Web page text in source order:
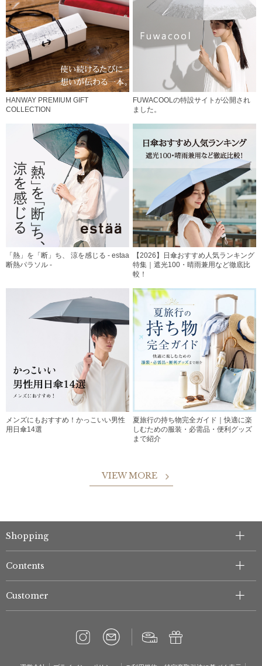
HANWAY PREMIUM GIFT
COLLECTION
FUWACOOLの特設サイトが公開され
ました。
「熱」を「断」ち、 涼を感じる - estaa
断熱パラソル -
【2026】日傘おすすめ人気ランキング
特集｜遮光100・晴雨兼用など徹底比
較！
メンズにもおすすめ！かっこいい男性
用日傘14選
夏旅行の持ち物完全ガイド｜快適に楽
しむための服装・必需品・便利グッズ
まで紹介
VIEW MORE
Shopping
Contents
Customer